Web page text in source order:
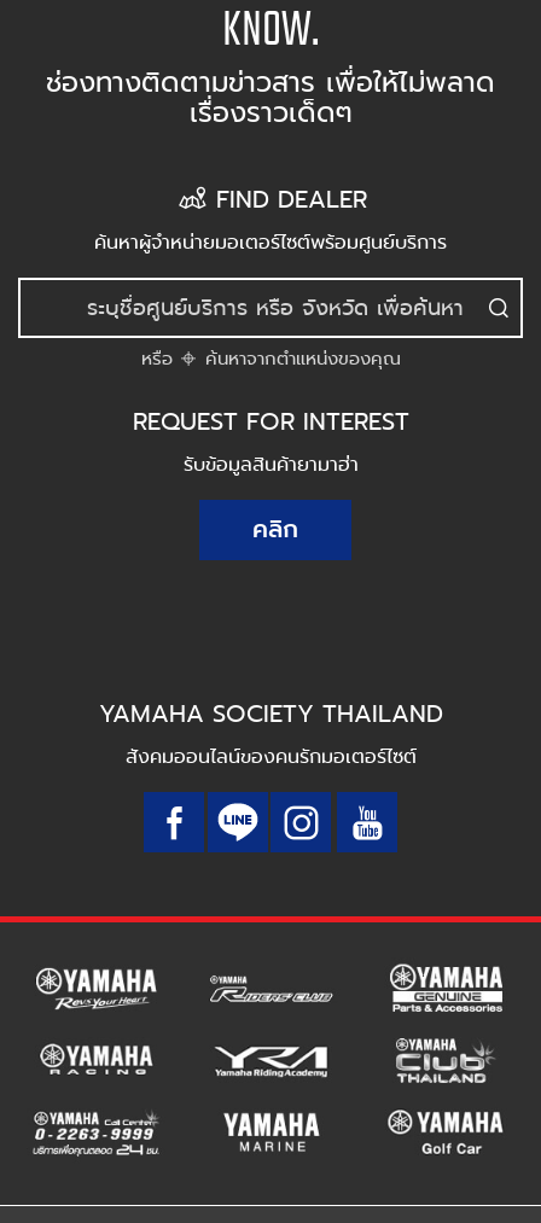
KNOW.
ช่องทางติดตามข่าวสาร เพื่อให้ไม่พลาด
เรื่องราวเด็ดๆ
FIND DEALER
ค้นหาผู้จำหน่ายมอเตอร์ไซต์พร้อมศูนย์บริการ
หรือ ค้นหาจากตำแหน่งของคุณ
REQUEST FOR INTEREST
รับข้อมูลสินค้ายามาฮ่า
คลิก
YAMAHA SOCIETY THAILAND
สังคมออนไลน์ของคนรักมอเตอร์ไซต์